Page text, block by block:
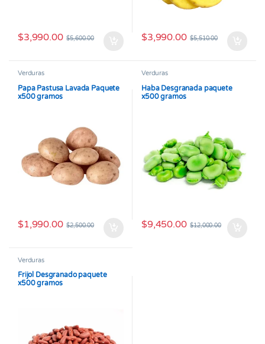
$3,990.00 $5,600.00 $3,990.00 $5,510.00
Verduras
Papa Pastusa Lavada Paquete
x500 gramos
$1,990.00 $2,500.00
Verduras
Haba Desgranada paquete
x500 gramos
$9,450.00 $12,000.00
Verduras
Frijol Desgranado paquete
x500 gramos